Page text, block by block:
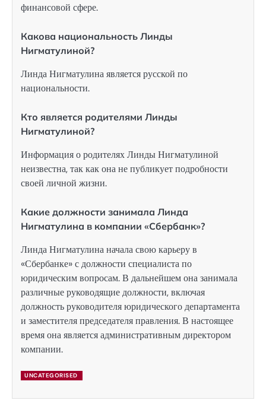
финансовой сфере.
Какова национальность Линды
Нигматулиной?
Линда Нигматулина является русской по
национальности.
Кто является родителями Линды
Нигматулиной?
Информация о родителях Линды Нигматулиной
неизвестна, так как она не публикует подробности
своей личной жизни.
Какие должности занимала Линда
Нигматулина в компании «Сбербанк»?
Линда Нигматулина начала свою карьеру в
«Сбербанке» с должности специалиста по
юридическим вопросам. В дальнейшем она занимала
различные руководящие должности, включая
должность руководителя юридического департамента
и заместителя председателя правления. В настоящее
время она является административным директором
компании.
UNCATEGORISED